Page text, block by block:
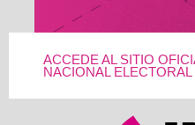
ACCEDE AL SITIO
NACIONAL ELECTORAL